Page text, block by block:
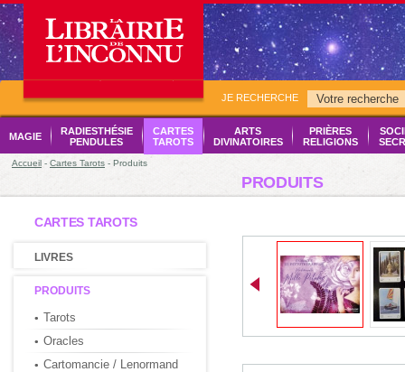
JE RECHERCHE
MAGIE
RADIESTHÉSIE
PENDULES
CARTES
TAROTS
ARTS
DIVINATOIRES
PRIÈRES
RELIGIONS
Accueil - Cartes Tarots - Produits
PRODUITS
CARTES TAROTS
LIVRES
PRODUITS
Tarots
Oracles
Cartomancie / Lenormand